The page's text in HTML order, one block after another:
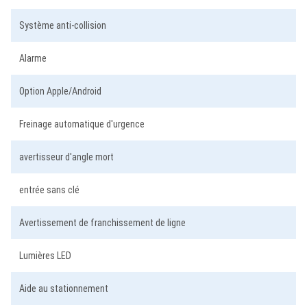
Système anti-collision
Alarme
Option Apple/Android
Freinage automatique d'urgence
avertisseur d'angle mort
entrée sans clé
Avertissement de franchissement de ligne
Lumières LED
Aide au stationnement